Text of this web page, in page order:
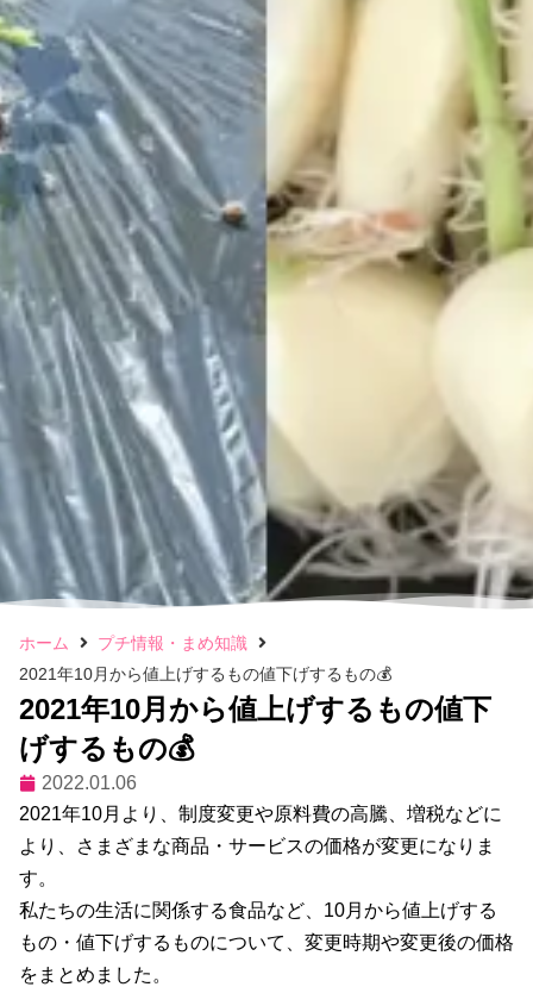
ホーム
プチ情報・まめ知識
2021年10月から値上げするもの値下げするもの💰
2021年10月から値上げするもの値下
げするもの💰
2022.01.06
2021年10月より、制度変更や原料費の高騰、増税などに
より、さまざまな商品・サービスの価格が変更になりま
す。
私たちの生活に関係する食品など、10月から値上げする
もの・値下げするものについて、変更時期や変更後の価格
をまとめました。